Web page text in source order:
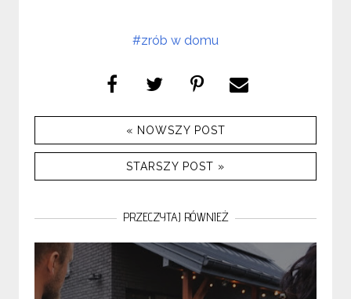
#zrób w domu
« NOWSZY POST
STARSZY POST »
PRZECZYTAJ RÓWNIEŻ